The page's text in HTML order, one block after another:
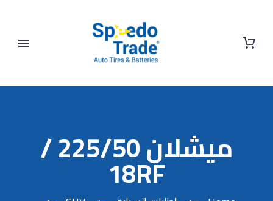
ميشلان 225/50 /
18RF